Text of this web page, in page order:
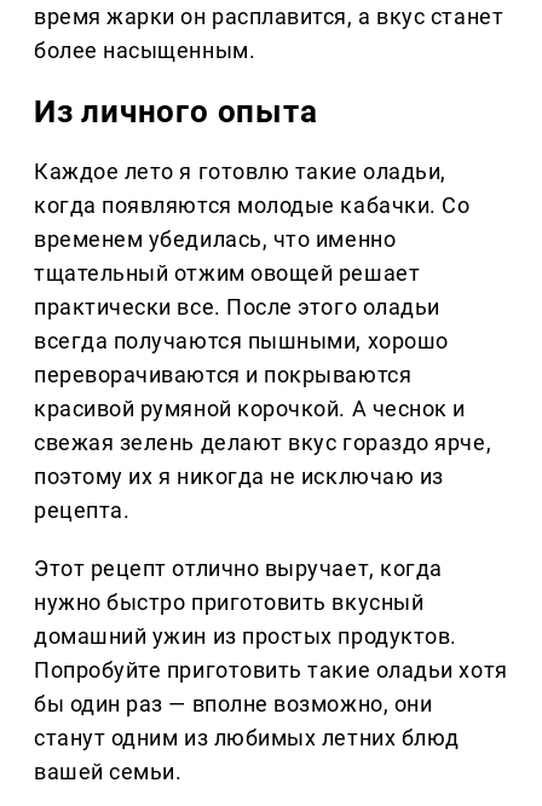
время жарки он расплавится, а вкус станет
более насыщенным.
Из личного опыта
Каждое лето я готовлю такие оладьи,
когда появляются молодые кабачки. Со
временем убедилась, что именно
тщательный отжим овощей решает
практически все. После этого оладьи
всегда получаются пышными, хорошо
переворачиваются и покрываются
красивой румяной корочкой. А чеснок и
свежая зелень делают вкус гораздо ярче,
поэтому их я никогда не исключаю из
рецепта.
Этот рецепт отлично выручает, когда
нужно быстро приготовить вкусный
домашний ужин из простых продуктов.
Попробуйте приготовить такие оладьи хотя
бы один раз — вполне возможно, они
станут одним из любимых летних блюд
вашей семьи.